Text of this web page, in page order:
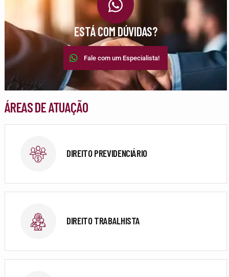
ESTÁ COM DÚVIDAS?
Fale com um Especialista!
ÁREAS DE ATUAÇÃO
DIREITO PREVIDENCIÁRIO
DIREITO TRABALHISTA